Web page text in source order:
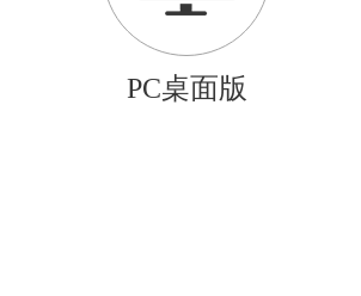
PC桌面版